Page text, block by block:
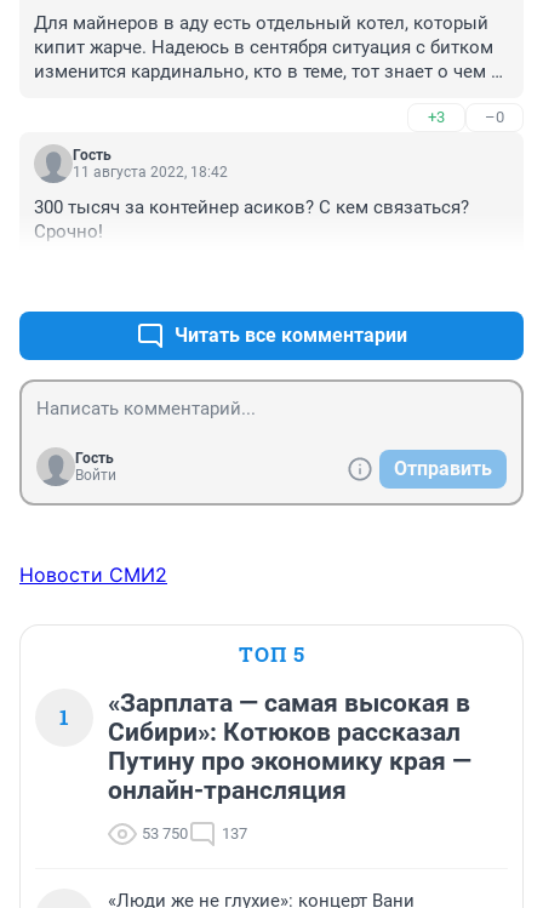
Для майнеров в аду есть отдельный котел, который
кипит жарче. Надеюсь в сентября ситуация с битком
изменится кардинально, кто в теме, тот знает о чем
+3 –0
Гость
11 августа 2022, 18:42
300 тысяч за контейнер асиков? С кем связаться?
Срочно!
Читать все комментарии
Гость
Войти
Отправить
Новости СМИ2
ТОП 5
1
«Зарплата — самая высокая в
Сибири»: Котюков рассказал
Путину про экономику края —
онлайн-трансляция
53 750 137
«Люди же не глухие»: концерт Вани